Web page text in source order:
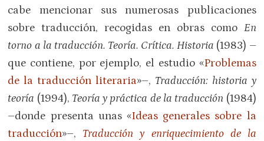
cabe mencionar sus numerosas publicaciones
sobre traducción, recogidas en obras como En
torno a la traducción. Teoría. Crítica. Historia (1983) –
que contiene, por ejemplo, el estudio «Problemas
de la traducción literaria»–, Traducción: historia y
teoría (1994), Teoría y práctica de la traducción (1984)
–donde presenta unas «Ideas generales sobre la
traducción»–, Traducción y enriquecimiento de la